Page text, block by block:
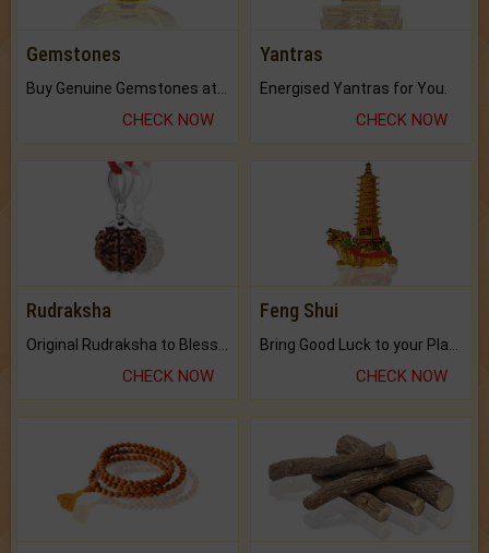
Gemstones
CHECK NOW
Yantras
Energised Yantras for You.
CHECK NOW
Rudraksha
CHECK NOW
Feng Shui
CHECK NOW